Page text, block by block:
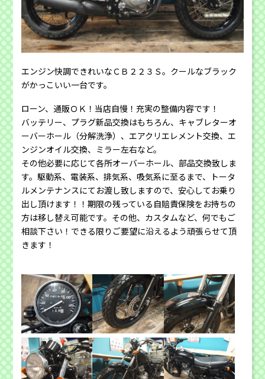
エンジン快調できれいなＣＢ２２３Ｓ。クールなブラック
がかっこいい一台です。
ローン、通販ＯＫ！当店自慢！充実の整備内容です！
バッテリー、プラグ新品交換はもちろん、キャブレターオ
ーバーホール（分解洗浄）、エアクリエレメント交換、エ
ンジンオイル交換、ミラー左右など。
その他必要に応じて各所オーバーホール、部品交換致しま
す。駆動系、電装系、排気系、吸気系に至るまで、トータ
ルメンテナンスにてお渡し致しますので、安心してお乗り
出し頂けます！！期限の残っている自賠責保険をお持ちの
方は移し替え可能です。その他、カスタムなど、何でもご
相談下さい！できる限りご要望に沿えるよう頑張らせて頂
きます！